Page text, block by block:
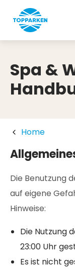
Spa &
Home
Die Benutzung
auf eigene
Hinweise:
Die Nutzung
23:00 Uhr
Es ist nicht